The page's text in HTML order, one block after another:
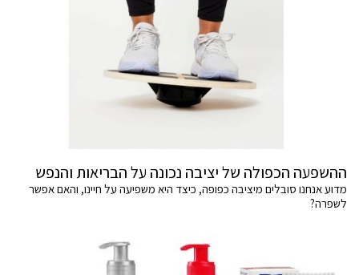
ההשפעה הכפולה של יציבה נכונה על הבריאות והנפש
מדוע אנחנו סובלים מיציבה כפופה, כיצד היא משפיעה על חיינו, והאם אפשר
לשפרה?